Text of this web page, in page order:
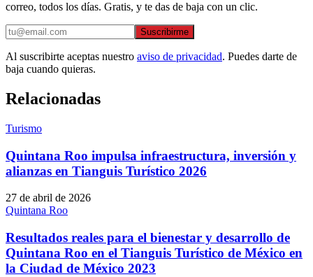
correo, todos los días. Gratis, y te das de baja con un clic.
Suscribirme
Al suscribirte aceptas nuestro aviso de privacidad. Puedes darte de
baja cuando quieras.
Relacionadas
Turismo
Quintana Roo impulsa infraestructura, inversión y
alianzas en Tianguis Turístico 2026
27 de abril de 2026
Quintana Roo
Resultados reales para el bienestar y desarrollo de
Quintana Roo en el Tianguis Turístico de México en
la Ciudad de México 2023